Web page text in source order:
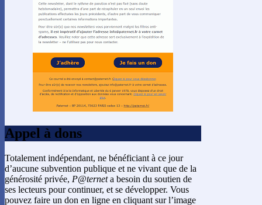
Appel à dons
Totalement indépendant, ne bénéficiant à ce jour
d’aucune subvention publique et ne vivant que de la
générosité privée, P@terneta besoin du soutien de
ses lecteurs pour continuer, et se développer. Vous
pouvez faire un don en ligne en cliquant sur l’image